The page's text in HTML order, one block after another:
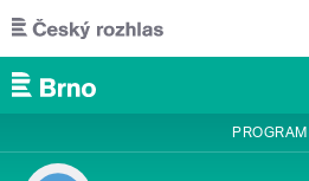
Přejít k hlavnímu obsahu
PROGRAM